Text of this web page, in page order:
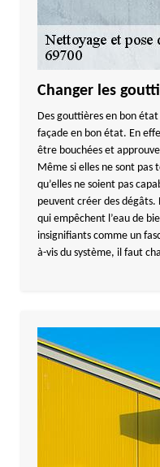
Changer les
Des gouttières en bon
façade en bon état. En
être bouchées et
Même si elles ne sont pas
qu’elles ne soient pas
peuvent créer des dégâts.
qui empêchent l’eau de
insignifiants comme un
à-vis du système, il faut